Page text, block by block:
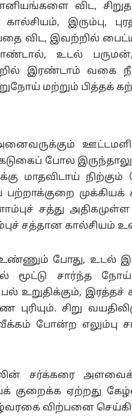
விட,
இரும்பு,
விட, இவற்றில்
உடல் பருமன்,
இரண்டாம் வகை
மற்றும் பித்தக்
போல
மாதவிடாய் நிற்கும்
பற்றாக்குறை
சத்து அதிகமுள்ள
சத்தான கால்சியம்
போது, உடல்
மூட்டு சார்ந்த
உறுதிக்கும், இரத்தச்
புரியும். சிறு
வீக்கம் போன்ற
சர்க்கரை
குறைக்க ஏற்றது
விற்பனை